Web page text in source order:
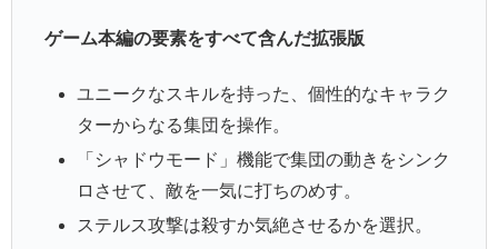
ゲーム本編の要素をすべて含んだ拡張版
ユニークなスキルを持った、個性的なキャラク
ターからなる集団を操作。
「シャドウモード」機能で集団の動きをシンク
ロさせて、敵を一気に打ちのめす。
ステルス攻撃は殺すか気絶させるかを選択。